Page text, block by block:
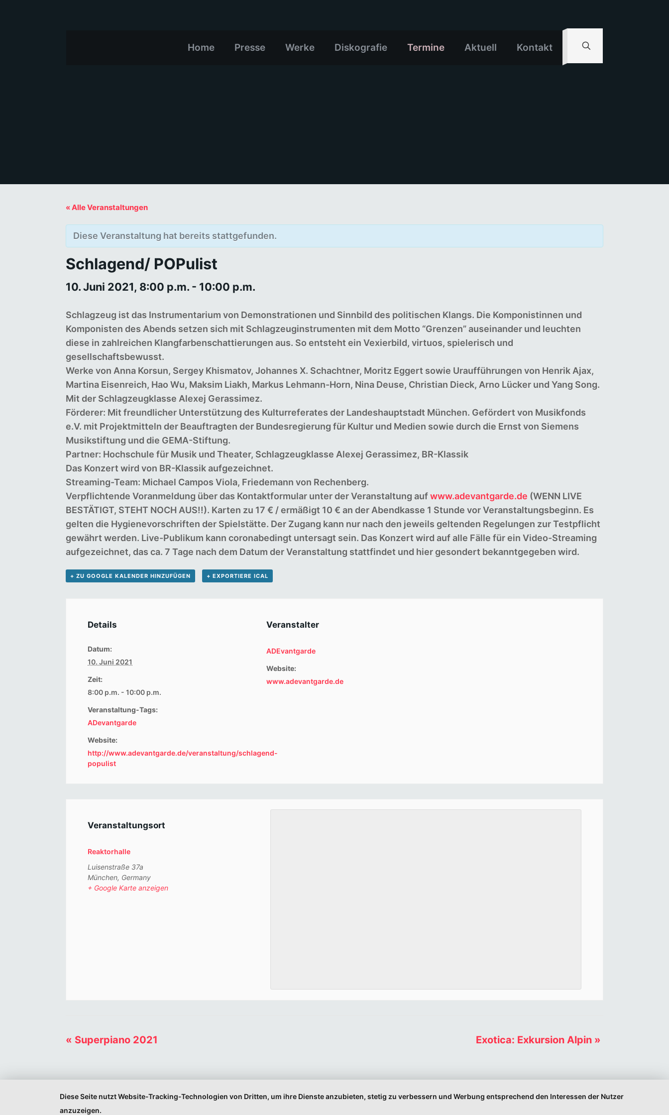
Home Presse Werke Diskografie Termine Aktuell Kontakt
« Alle Veranstaltungen
Diese Veranstaltung hat bereits stattgefunden.
Schlagend/ POPulist
10. Juni 2021, 8:00 p.m. - 10:00 p.m.
Schlagzeug ist das Instrumentarium von Demonstrationen und Sinnbild des politischen Klangs. Die Komponistinnen und
Komponisten des Abends setzen sich mit Schlagzeuginstrumenten mit dem Motto “Grenzen” auseinander und leuchten
diese in zahlreichen Klangfarbenschattierungen aus. So entsteht ein Vexierbild, virtuos, spielerisch und
gesellschaftsbewusst.
Werke von Anna Korsun, Sergey Khismatov, Johannes X. Schachtner, Moritz Eggert sowie Uraufführungen von Henrik Ajax,
Martina Eisenreich, Hao Wu, Maksim Liakh, Markus Lehmann-Horn, Nina Deuse, Christian Dieck, Arno Lücker und Yang Song.
Mit der Schlagzeugklasse Alexej Gerassimez.
Förderer: Mit freundlicher Unterstützung des Kulturreferates der Landeshauptstadt München. Gefördert von Musikfonds
e.V. mit Projektmitteln der Beauftragten der Bundesregierung für Kultur und Medien sowie durch die Ernst von Siemens
Musikstiftung und die GEMA-Stiftung.
Partner: Hochschule für Musik und Theater, Schlagzeugklasse Alexej Gerassimez, BR-Klassik
Das Konzert wird von BR-Klassik aufgezeichnet.
Streaming-Team: Michael Campos Viola, Friedemann von Rechenberg.
Verpflichtende Voranmeldung über das Kontaktformular unter der Veranstaltung aufwww.adevantgarde.de (WENN LIVE
BESTÄTIGT, STEHT NOCH AUS!!). Karten zu 17 € / ermäßigt 10 € an der Abendkasse 1 Stunde vor Veranstaltungsbeginn. Es
gelten die Hygienevorschriften der Spielstätte. Der Zugang kann nur nach den jeweils geltenden Regelungen zur Testpflicht
gewährt werden. Live-Publikum kann coronabedingt untersagt sein. Das Konzert wird auf alle Fälle für ein Video-Streaming
aufgezeichnet, das ca. 7 Tage nach dem Datum der Veranstaltung stattfindet und hier gesondert bekanntgegeben wird.
+ ZU GOOGLE KALENDER HINZUFÜGEN + EXPORTIERE ICAL
Details
Datum:
10. Juni 2021
Zeit:
8:00 p.m. - 10:00 p.m.
Veranstaltung-Tags:
ADevantgarde
Website:
http://www.adevantgarde.de/veranstaltung/schlagend-
populist
Veranstalter
ADEvantgarde
Website:
www.adevantgarde.de
Veranstaltungsort
Reaktorhalle
Luisenstraße 37a
München, Germany
+ Google Karte anzeigen
« Superpiano 2021 Exotica: Exkursion Alpin »
Diese Seite nutzt Website-Tracking-Technologien von Dritten, um ihre Dienste anzubieten, stetig zu verbessern und Werbung entsprechend den Interessen der Nutzer
anzuzeigen.